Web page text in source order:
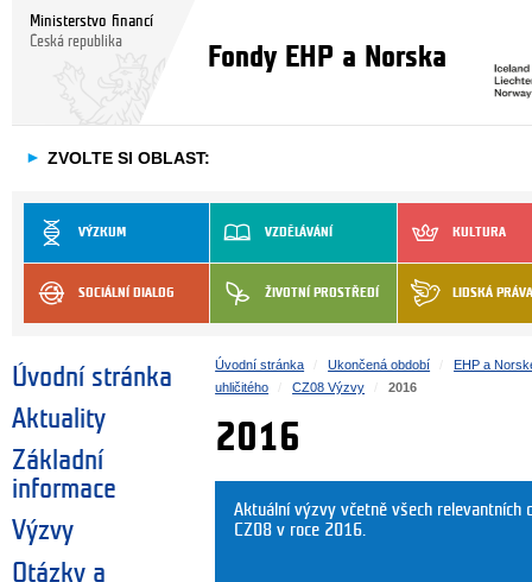
Ministerstvo financí
Česká republika
Fondy EHP a Norska
► ZVOLTE SI OBLAST:
VÝZKUM VZDĚLÁVÁNÍ KULTURA
SOCIÁLNÍ DIALOG ŽIVOTNÍ PROSTŘEDÍ LIDSKÁ PRÁVA
Úvodní stránka
Aktuality
Základní
informace
Výzvy
Otázky a
Úvodní stránka Ukončená období
EHP a
uhličitého
CZ08 Výzvy 2016
2016
Aktuální výzvy včetně všech relevantních
CZ08 v roce 2016.